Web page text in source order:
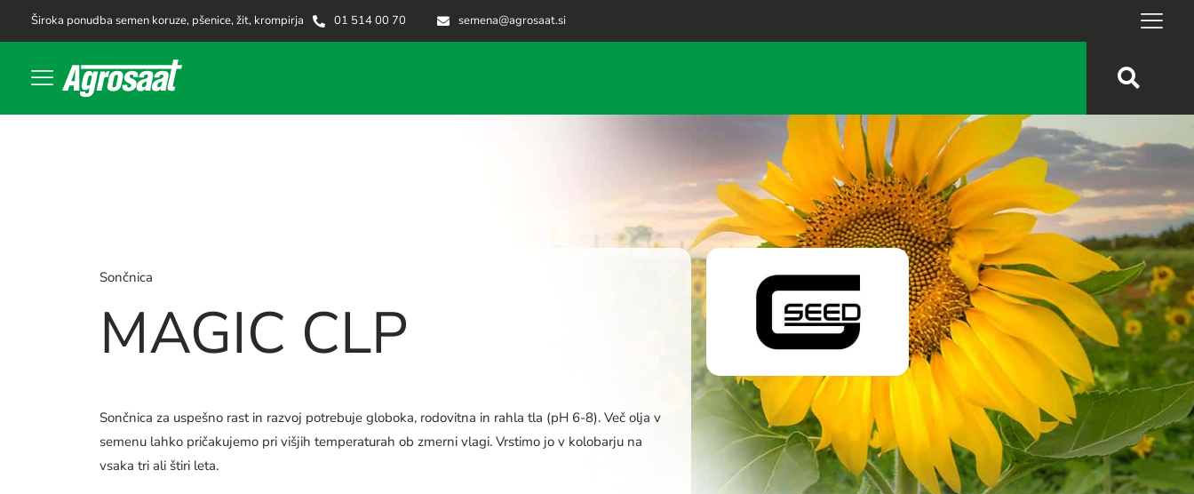
Široka ponudba semen koruze, pšenice, žit, krompirja 01 514 00 70 semena@agrosaat.si
Sončnica
MAGIC CLP
Sončnica za uspešno rast in razvoj potrebuje globoka, rodovitna in rahla tla (pH 6-8). Več olja v
semenu lahko pričakujemo pri višjih temperaturah ob zmerni vlagi. Vrstimo jo v kolobarju na
vsaka tri ali štiri leta.